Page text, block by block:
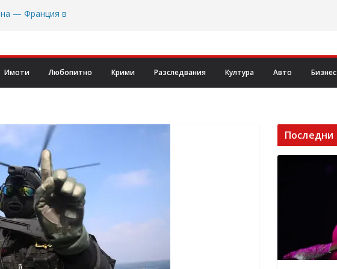
— Франция в
част от
2 на
Имоти Любопитно Крими Разследвания Култура Авто Бизнес
Последни